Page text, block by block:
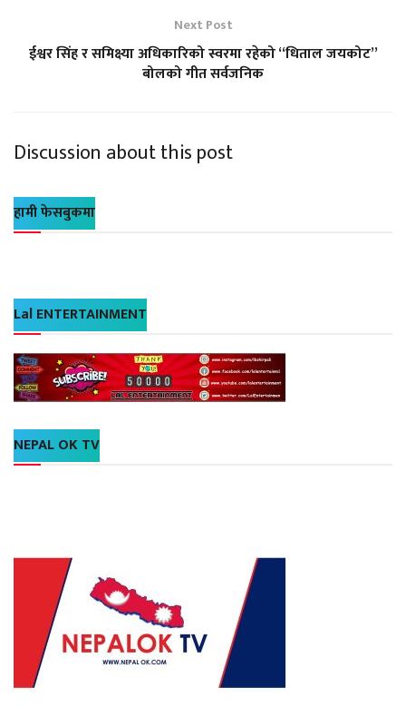
Next Post
ईश्वर सिंह र समिक्ष्या अधिकारिको स्वरमा रहेको “धिताल जयकोट”
बोलको गीत सर्वजनिक
Discussion about this post
हामी फेसबुकमा
Lal ENTERTAINMENT
NEPAL OK TV